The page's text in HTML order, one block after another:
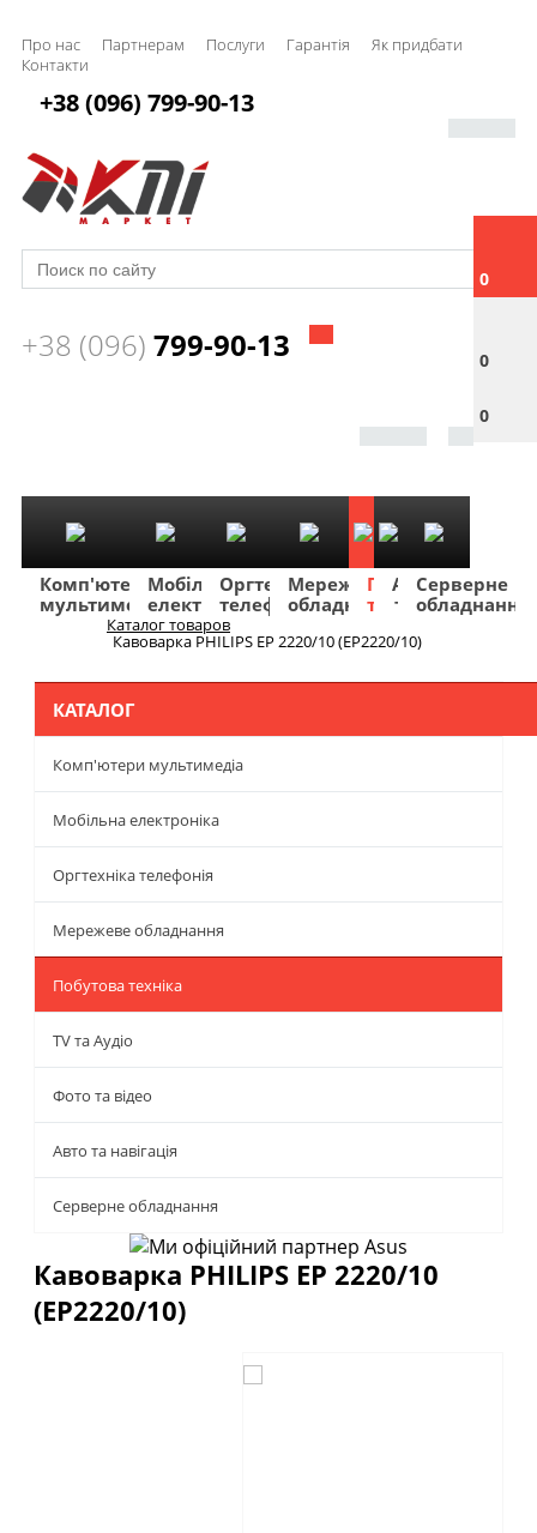
Про нас Партнерам Послуги Гарантія
Як придбати
Контакти
0
0
0
+38 (096) 799-90-13
+38 (096) 799-90-13
Комп'ютери
мультимедіа
Мобільна
електроніка
Оргтехніка
телефонія
Мережеве
обладнання
Побутова
техніка
TV
та
Фото
та
Авто
та
Серверне
обладнання
Каталог товаров
Кавоварка PHILIPS EP 2220/10 (EP2220/10)
КАТАЛОГ
Комп'ютери мультимедіа
Мобільна електроніка
Оргтехніка телефонія
Мережеве обладнання
Побутова техніка
TV та Аудіо
Фото та відео
Авто та навігація
Серверне обладнання
Кавоварка PHILIPS EP 2220/10
(EP2220/10)